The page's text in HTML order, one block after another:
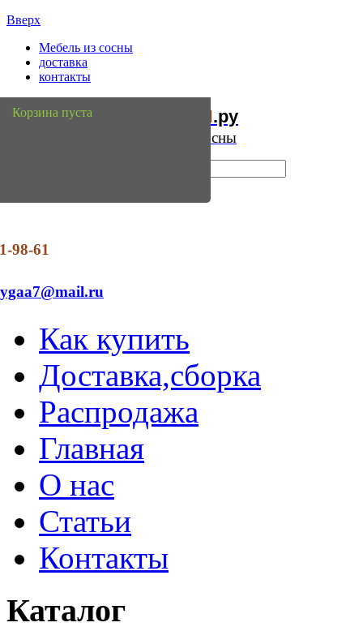
Вверх
Мебель из сосны
доставка
контакты
Мебель Сосны.ру
Интернет магазин мебели из сосны
98-61
Как купить
Доставка,сборка
Распродажа
Главная
О нас
Статьи
Контакты
Корзина пуста
Каталог